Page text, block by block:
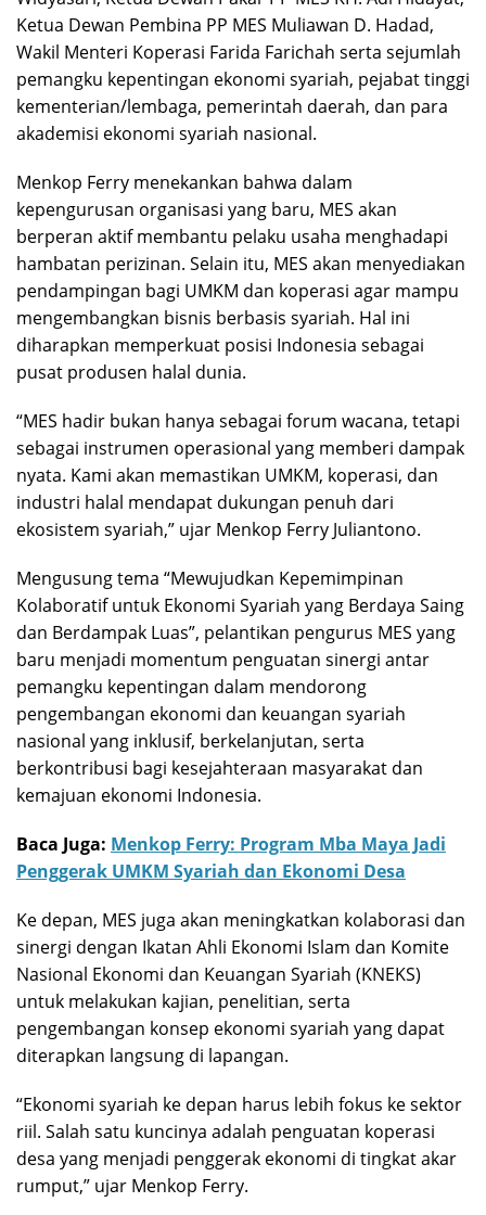
Ketua Dewan Pembina PP MES Muliawan D. Hadad,
Wakil Menteri Koperasi Farida Farichah serta sejumlah
pemangku kepentingan ekonomi syariah, pejabat tinggi
kementerian/lembaga, pemerintah daerah, dan para
akademisi ekonomi syariah nasional.
Menkop Ferry menekankan bahwa dalam
kepengurusan organisasi yang baru, MES akan
berperan aktif membantu pelaku usaha menghadapi
hambatan perizinan. Selain itu, MES akan menyediakan
pendampingan bagi UMKM dan koperasi agar mampu
mengembangkan bisnis berbasis syariah. Hal ini
diharapkan memperkuat posisi Indonesia sebagai
pusat produsen halal dunia.
“MES hadir bukan hanya sebagai forum wacana, tetapi
sebagai instrumen operasional yang memberi dampak
nyata. Kami akan memastikan UMKM, koperasi, dan
industri halal mendapat dukungan penuh dari
ekosistem syariah,” ujar Menkop Ferry Juliantono.
Mengusung tema “Mewujudkan Kepemimpinan
Kolaboratif untuk Ekonomi Syariah yang Berdaya Saing
dan Berdampak Luas”, pelantikan pengurus MES yang
baru menjadi momentum penguatan sinergi antar
pemangku kepentingan dalam mendorong
pengembangan ekonomi dan keuangan syariah
nasional yang inklusif, berkelanjutan, serta
berkontribusi bagi kesejahteraan masyarakat dan
kemajuan ekonomi Indonesia.
Baca Juga: Menkop Ferry: Program Mba Maya Jadi
Penggerak UMKM Syariah dan Ekonomi Desa
Ke depan, MES juga akan meningkatkan kolaborasi dan
sinergi dengan Ikatan Ahli Ekonomi Islam dan Komite
Nasional Ekonomi dan Keuangan Syariah (KNEKS)
untuk melakukan kajian, penelitian, serta
pengembangan konsep ekonomi syariah yang dapat
diterapkan langsung di lapangan.
“Ekonomi syariah ke depan harus lebih fokus ke sektor
riil. Salah satu kuncinya adalah penguatan koperasi
desa yang menjadi penggerak ekonomi di tingkat akar
rumput,” ujar Menkop Ferry.